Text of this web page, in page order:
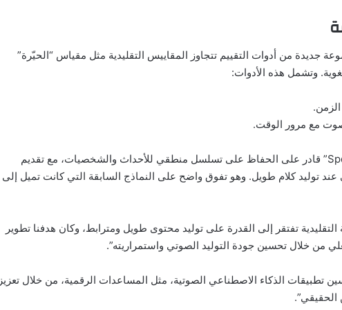
جديدة من أدوات التقييم تتجاوز المقاييس التقليدية مثل مقياس “الحيّرة”
وقد أظهرت التقييمات أن نموذج “SpeechSSM” قادر على الحفاظ على تسلسل منطقي للأحداث والشخصيات، مع تقديم
توليد كلام طويل. وهو تفوق واضح على النماذج السابقة التي كانت تميل إلى
تفتقر إلى القدرة على توليد محتوى طويل ومترابط، وكان هدفنا تطوير
من خلال تحسين جودة التوليد الصوتي واستمراريته”.
تطبيقات الذكاء الاصطناعي الصوتية، مثل المساعدات الرقمية، من خلال تعزيز
الحقيقي”.